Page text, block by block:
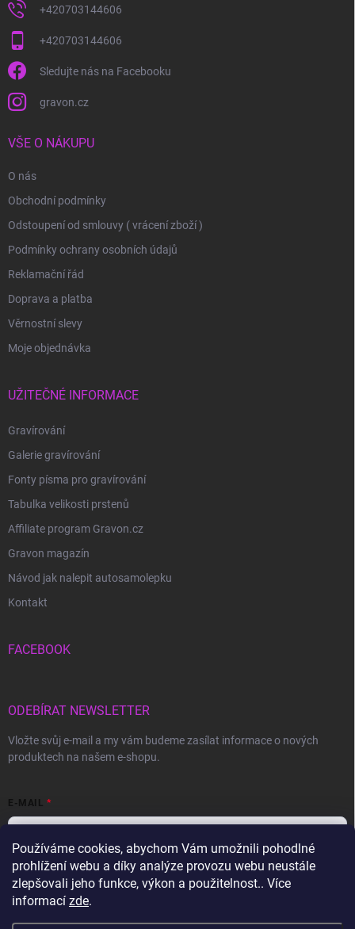
Používáme cookies, abychom Vám umožnili pohodlné
prohlížení webu a díky analýze provozu webu neustále
zlepšovali jeho funkce, výkon a použitelnost.. Více
informací zde.
+420703144606
+420703144606
Sledujte nás na Facebooku
gravon.cz
VŠE O NÁKUPU
O nás
Obchodní podmínky
Odstoupení od smlouvy ( vrácení zboží )
Podmínky ochrany osobních údajů
Reklamační řád
Doprava a platba
Věrnostní slevy
Moje objednávka
UŽITEČNÉ INFORMACE
Gravírování
Galerie gravírování
Fonty písma pro gravírování
Tabulka velikosti prstenů
Affiliate program Gravon.cz
Gravon magazín
Návod jak nalepit autosamolepku
Kontakt
FACEBOOK
ODEBÍRAT NEWSLETTER
Vložte svůj e-mail a my vám budeme zasílat informace o nových
produktech na našem e-shopu.
E-MAIL
Vložením e-mailu souhlasíte spodmínkami ochrany osobních údajů
Přihlásit se